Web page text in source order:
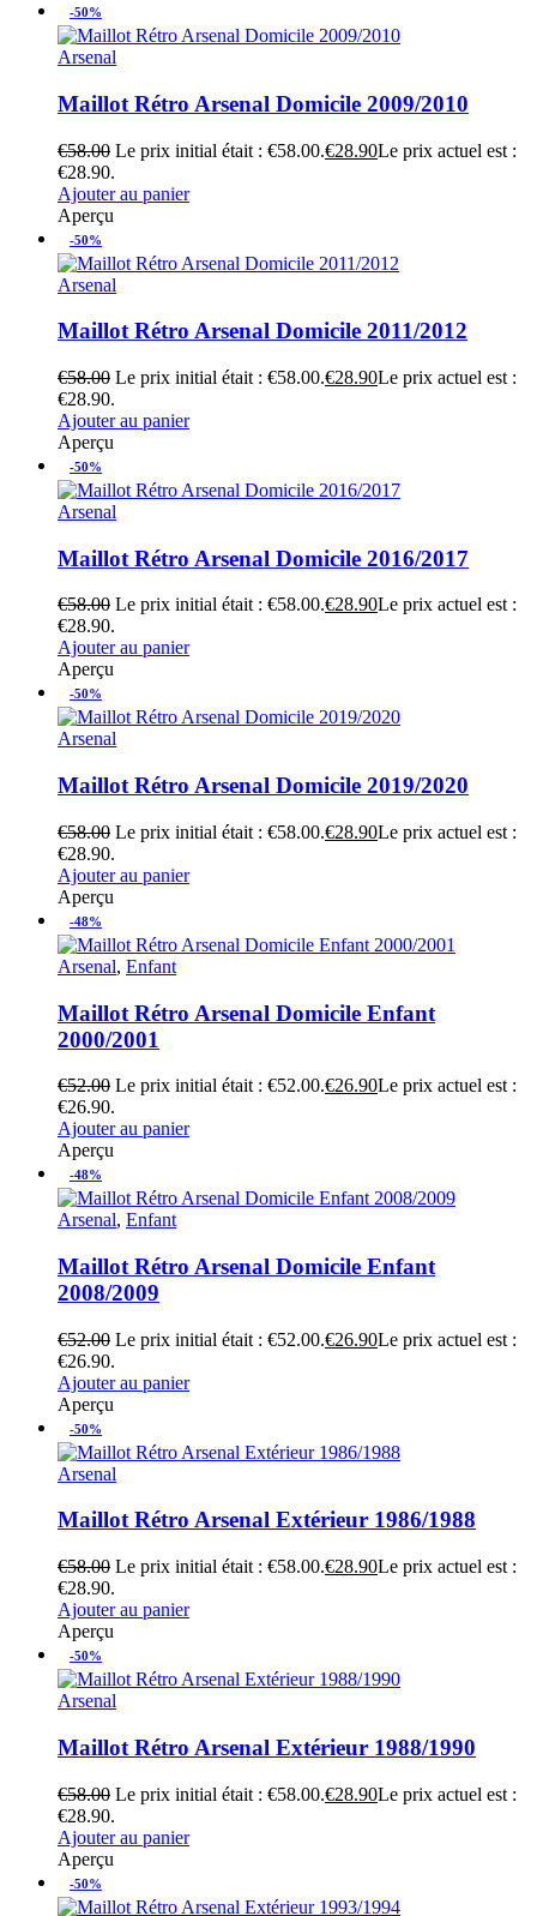
-50%
Arsenal
Maillot Rétro Arsenal Domicile 2009/2010
€58.00 Le prix initial était : €58.00.€28.90Le prix actuel est :
€28.90.
Ajouter au panier
Aperçu
-50%
Arsenal
Maillot Rétro Arsenal Domicile 2011/2012
€58.00 Le prix initial était : €58.00.€28.90Le prix actuel est :
€28.90.
Ajouter au panier
Aperçu
-50%
Arsenal
Maillot Rétro Arsenal Domicile 2016/2017
€58.00 Le prix initial était : €58.00.€28.90Le prix actuel est :
€28.90.
Ajouter au panier
Aperçu
-50%
Arsenal
Maillot Rétro Arsenal Domicile 2019/2020
€58.00 Le prix initial était : €58.00.€28.90Le prix actuel est :
€28.90.
Ajouter au panier
Aperçu
-48%
Arsenal, Enfant
Maillot Rétro Arsenal Domicile Enfant
2000/2001
€52.00 Le prix initial était : €52.00.€26.90Le prix actuel est :
€26.90.
Ajouter au panier
Aperçu
-48%
Arsenal, Enfant
Maillot Rétro Arsenal Domicile Enfant
2008/2009
€52.00 Le prix initial était : €52.00.€26.90Le prix actuel est :
€26.90.
Ajouter au panier
Aperçu
-50%
Arsenal
Maillot Rétro Arsenal Extérieur 1986/1988
€58.00 Le prix initial était : €58.00.€28.90Le prix actuel est :
€28.90.
Ajouter au panier
Aperçu
-50%
Arsenal
Maillot Rétro Arsenal Extérieur 1988/1990
€58.00 Le prix initial était : €58.00.€28.90Le prix actuel est :
€28.90.
Ajouter au panier
Aperçu
-50%